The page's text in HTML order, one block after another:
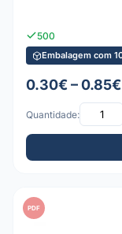
500
Embalagem com
0.30€ – 0.85€
Quantidade:
PDF